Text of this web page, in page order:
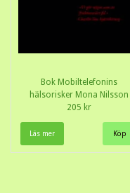
Bok Mobiltelefonins
hälsorisker Mona Nilsson
205 kr
Läs mer